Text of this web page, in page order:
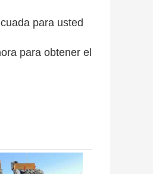
para usted
para obtener el